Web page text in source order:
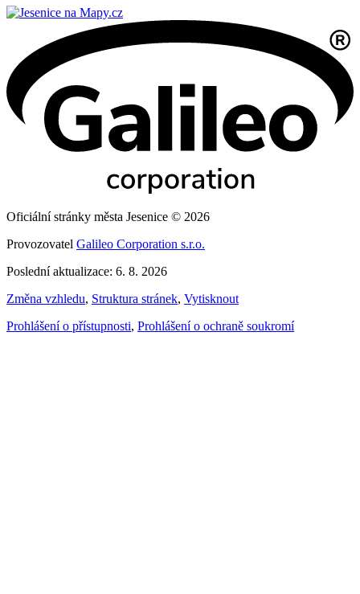
Oficiální stránky města Jesenice © 2026
Provozovatel Galileo Corporation s.r.o.
Poslední aktualizace: 6. 8. 2026
Změna vzhledu, Struktura stránek, Vytisknout
Prohlášení o přístupnosti, Prohlášení o ochraně soukromí